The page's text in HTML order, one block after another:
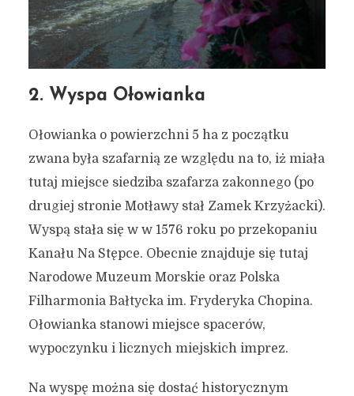
2. Wyspa Ołowianka
Ołowianka o powierzchni 5 ha z początku
zwana była szafarnią ze względu na to, iż miała
tutaj miejsce siedziba szafarza zakonnego (po
drugiej stronie Motławy stał Zamek Krzyżacki).
Wyspą stała się w w 1576 roku po przekopaniu
Kanału Na Stępce. Obecnie znajduje się tutaj
Narodowe Muzeum Morskie oraz Polska
Filharmonia Bałtycka im. Fryderyka Chopina.
Ołowianka stanowi miejsce spacerów,
wypoczynku i licznych miejskich imprez.
Na wyspę można się dostać historycznym